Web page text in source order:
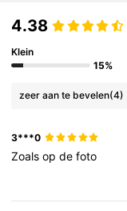
4.38
Klein
15%
zeer aan te bevelen(4)
3***0
Zoalsopdefoto